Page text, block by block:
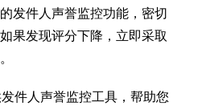
发件人声誉监控功能，密切
果发现评分下降，立即采取
件人声誉监控工具，帮助您